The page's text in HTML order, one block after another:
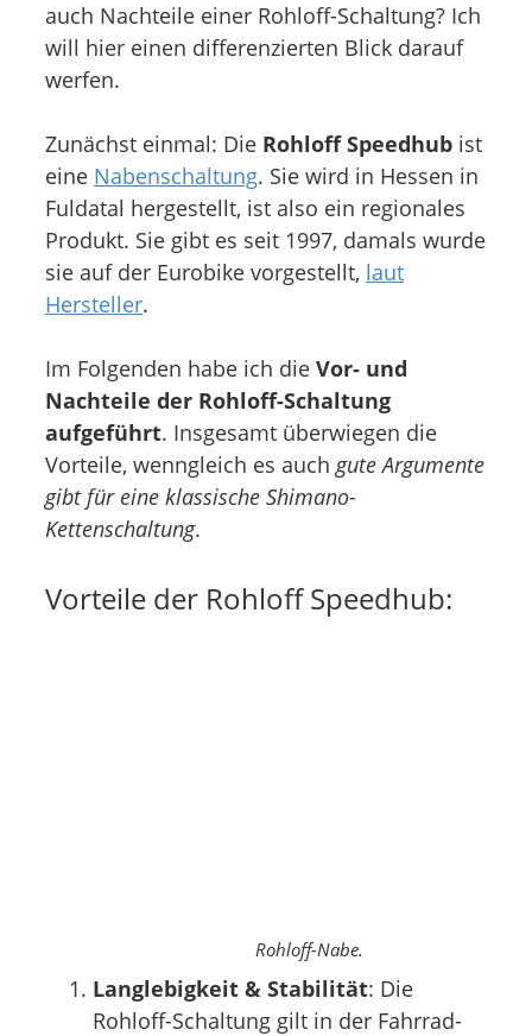
auch Nachteile einer Rohloff-Schaltung? Ich
will hier einen differenzierten Blick darauf
werfen.
Zunächst einmal: Die Rohloff Speedhub ist
eine Nabenschaltung. Sie wird in Hessen in
Fuldatal hergestellt, ist also ein regionales
Produkt. Sie gibt es seit 1997, damals wurde
sie auf der Eurobike vorgestellt, laut
Hersteller.
Im Folgenden habe ich die Vor- und
Nachteile der Rohloff-Schaltung
aufgeführt. Insgesamt überwiegen die
Vorteile, wenngleich es auchgute Argumente
gibt für eine klassische Shimano-
Kettenschaltung.
Vorteile der Rohloff Speedhub:
Rohloff-Nabe.
Langlebigkeit & Stabilität: Die
Rohloff-Schaltung gilt in der Fahrrad-